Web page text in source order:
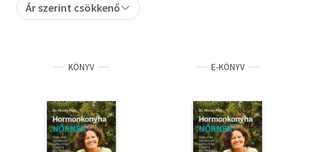
Szakkönyv
Tankönyv, segédkönyv
Társadalomtudomány
Természettudomány
Ár szerint csökkenő
KÖNYV E-KÖNYV